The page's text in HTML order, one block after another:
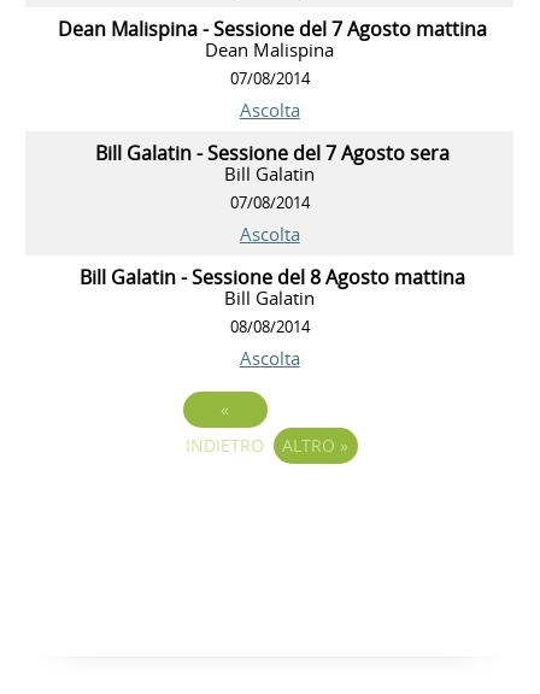
Dean Malispina - Sessione del 7 Agosto mattina
Dean Malispina
07/08/2014
Ascolta
Bill Galatin - Sessione del 7 Agosto sera
Bill Galatin
07/08/2014
Ascolta
Bill Galatin - Sessione del 8 Agosto mattina
Bill Galatin
08/08/2014
Ascolta
«
INDIETRO
ALTRO »